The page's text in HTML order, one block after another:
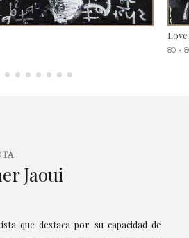
80 x
Jaoui
que destaca por su capacidad de